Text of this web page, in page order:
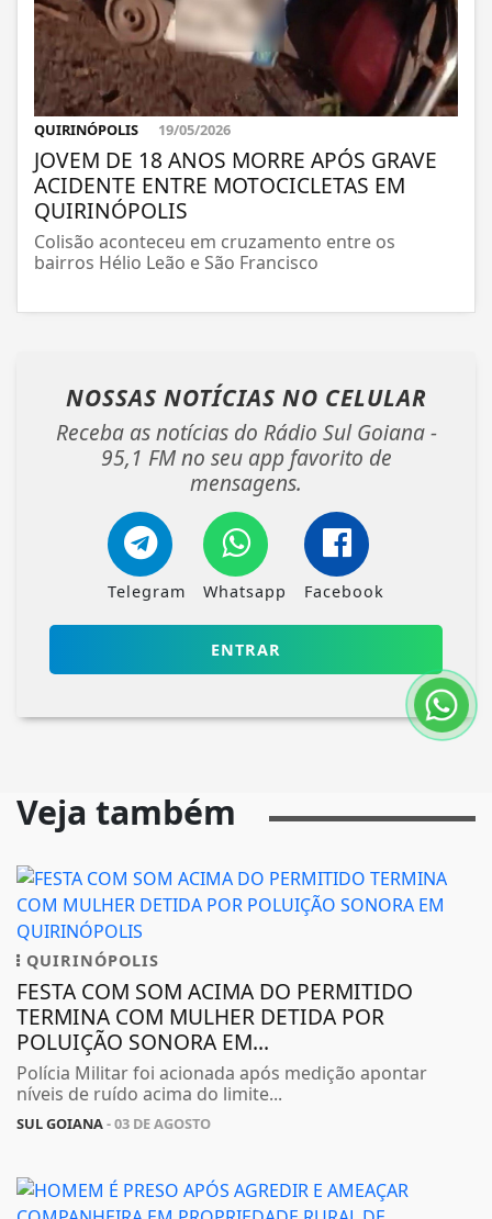
QUIRINÓPOLIS 19/05/2026
JOVEM DE 18 ANOS MORRE APÓS GRAVE
ACIDENTE ENTRE MOTOCICLETAS EM
QUIRINÓPOLIS
Colisão aconteceu em cruzamento entre os
bairros Hélio Leão e São Francisco
NOSSAS NOTÍCIAS NO CELULAR
Receba as notícias do Rádio Sul Goiana -
95,1 FM no seu app favorito de
mensagens.
Telegram Whatsapp Facebook
ENTRAR
Veja também
QUIRINÓPOLIS
FESTA COM SOM ACIMA DO PERMITIDO
TERMINA COM MULHER DETIDA POR
POLUIÇÃO SONORA EM...
Polícia Militar foi acionada após medição apontar
níveis de ruído acima do limite...
SUL GOIANA- 03 DE AGOSTO